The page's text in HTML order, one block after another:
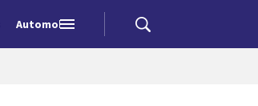
Automobili